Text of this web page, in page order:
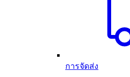
การจัดส่ง